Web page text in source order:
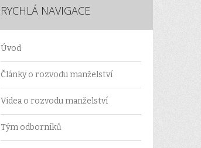
RYCHLÁ NAVIGACE
Úvod
Články o rozvodu manželství
Videa o rozvodu manželství
Tým odborníků